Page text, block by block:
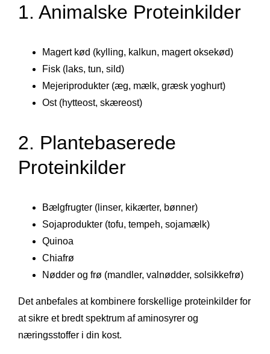
1. Animalske Proteinkilder
Magert kød (kylling, kalkun, magert oksekød)
Fisk (laks, tun, sild)
Mejeriprodukter (æg, mælk, græsk yoghurt)
Ost (hytteost, skæreost)
2. Plantebaserede
Proteinkilder
Bælgfrugter (linser, kikærter, bønner)
Sojaprodukter (tofu, tempeh, sojamælk)
Quinoa
Chiafrø
Nødder og frø (mandler, valnødder, solsikkefrø)
Det anbefales at kombinere forskellige proteinkilder for
at sikre et bredt spektrum af aminosyrer og
næringsstoffer i din kost.